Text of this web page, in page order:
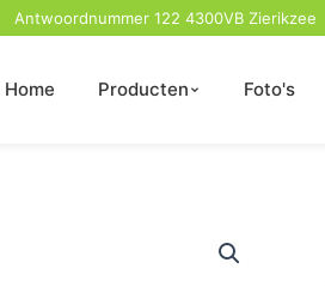
Antwoordnummer 122 4300VB Zierikzee
Home Producten Foto's